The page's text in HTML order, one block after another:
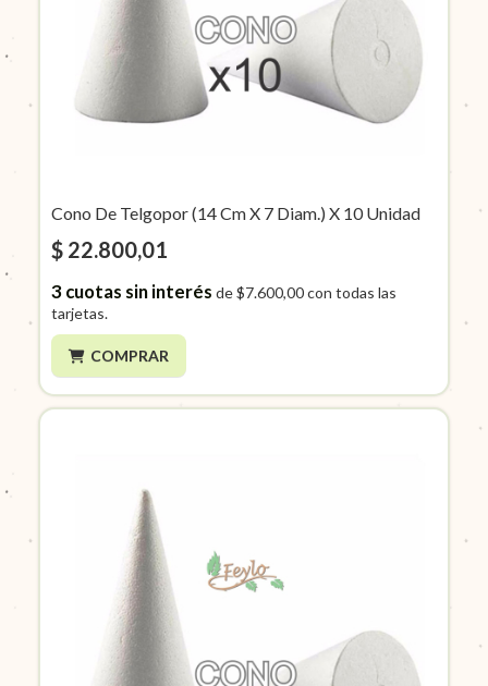
Cono De Telgopor (14 Cm X 7 Diam.) X 10 Unidad
$ 22.800,01
3cuotas sin interés de$7.600,00con todas las
tarjetas.
COMPRAR